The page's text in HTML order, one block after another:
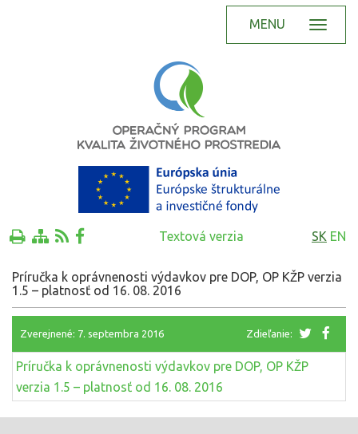
MENU
Textová verzia SK EN
Príručka k oprávnenosti výdavkov pre DOP, OP KŽP verzia
1.5 – platnosť od 16. 08. 2016
Zverejnené: 7. septembra 2016 Zdieľanie:
Príručka k oprávnenosti výdavkov pre DOP, OP KŽP
verzia 1.5 – platnosť od 16. 08. 2016